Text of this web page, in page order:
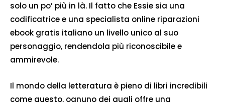
solo un po’ più in là. Il fatto che Essie sia una
codificatrice e una specialista online riparazioni
ebook gratis italiano un livello unico al suo
personaggio, rendendola più riconoscibile e
ammirevole.
Il mondo della letteratura è pieno di libri incredibili
come questo, ognuno dei quali offre una